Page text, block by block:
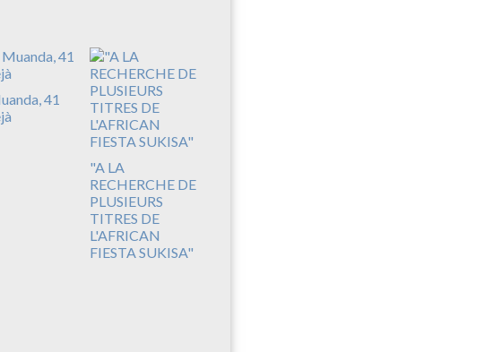
41
"A LA
RECHERCHE DE
PLUSIEURS
TITRES DE
L'AFRICAN
FIESTA SUKISA"